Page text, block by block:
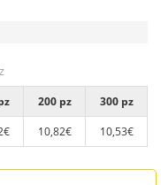
200 pz
300 pz
10,82€ 10,53€